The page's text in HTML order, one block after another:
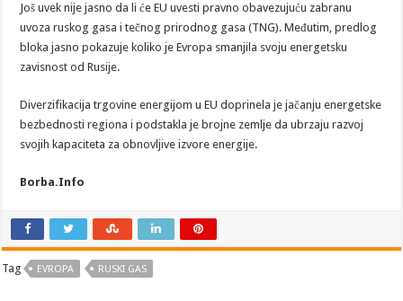
Još uvek nije jasno da li će EU uvesti pravno obavezujuću zabranu
uvoza ruskog gasa i tečnog prirodnog gasa (TNG). Međutim, predlog
bloka jasno pokazuje koliko je Evropa smanjila svoju energetsku
zavisnost od Rusije.
Diverzifikacija trgovine energijom u EU doprinela je jačanju energetske
bezbednosti regiona i podstakla je brojne zemlje da ubrzaju razvoj
svojih kapaciteta za obnovljive izvore energije.
Borba.Info
Tag EVROPA RUSKI GAS